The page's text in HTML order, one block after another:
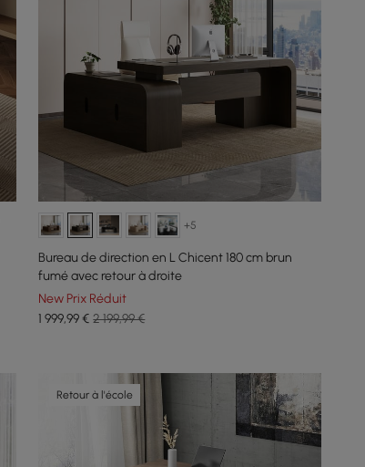
+5
Bureau de direction en L Chicent 180 cm brun
fumé avec retour à droite
New Prix Réduit
1 999,99€ 2 199,99 €
Retour à l'école